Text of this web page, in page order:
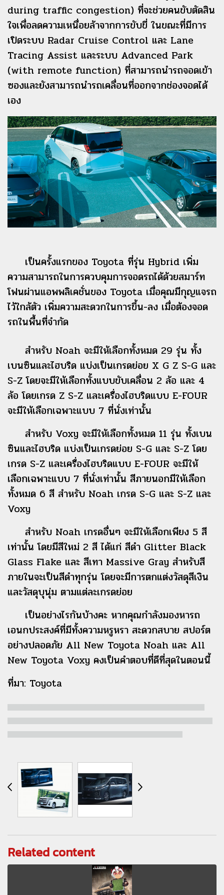
during traffic congestion) ที่จะช่วยคนขับตัดสิน
ใจเพื่อลดความเหนื่อยล้าจากการขับขี่ ในขณะที่มีการ
เปิดระบบ Radar Cruise Control และ Lane
Tracing Assist และระบบ Advanced Park
(with remote function) ที่สามารถนำรถจอดเข้า
ซองและยังสามารถนำรถเคลื่อนที่ออกจากช่องจอดได้
เอง
เป็นครั้งแรกของ Toyota ที่รุ่น Hybrid เพิ่ม
ความสามารถในการควบคุมการจอดรถได้ด้วยสมาร์ท
โฟนผ่านแอพพลิเคชั่นของ Toyota เมื่อคุณมีกุญแจรถ
ไว้ใกล้ตัว เพิ่มความสะดวกในการขึ้น-ลง เมื่อต้องจอด
รถในพื้นที่จำกัด
สำหรับ Noah จะมีให้เลือกทั้งหมด 29 รุ่น ทั้ง
เบนซินและไฮบริด แบ่งเป็นเกรดย่อย X G Z S-G และ
S-Z โดยจะมีให้เลือกทั้งแบบขับเคลื่อน 2 ล้อ และ 4
ล้อ โดยเกรด Z S-Z และเครื่องไฮบริดแบบ E-FOUR
จะมีให้เลือกเฉพาะแบบ 7 ที่นั่งเท่านั้น
สำหรับ Voxy จะมีให้เลือกทั้งหมด 11 รุ่น ทั้งเบน
ซินและไฮบริด แบ่งเป็นเกรดย่อย S-G และ S-Z โดย
เกรด S-Z และเครื่องไฮบริดแบบ E-FOUR จะมีให้
เลือกเฉพาะแบบ 7 ที่นั่งเท่านั้น สีภายนอกมีให้เลือก
ทั้งหมด 6 สี สำหรับ Noah เกรด S-G และ S-Z และ
Voxy
สำหรับ Noah เกรดอื่นๆ จะมีให้เลือกเพียง 5 สี
เท่านั้น โดยมีสีใหม่ 2 สี ได้แก่ สีดำ Glitter Black
Glass Flake และ สีเทา Massive Gray สำหรับสี
ภายในจะเป็นสีดำทุกรุ่น โดยจะมีการตกแต่งวัสดุสีเงิน
และวัสดุบุนุ่ม ตามแต่ละเกรดย่อย
เป็นอย่างไรกันบ้างคะ หากคุณกำลังมองหารถ
เอนกประสงค์ที่มีทั้งความหรูหรา สะดวกสบาย สปอร์ต
อย่างปลอดภัย All New Toyota Noah และ All
New Toyota Voxy คงเป็นคำตอบที่ดีที่สุดในตอนนี้
ที่มา: Toyota
Related content